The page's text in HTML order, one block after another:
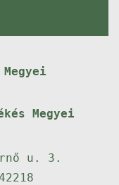
Megyei
u. 3.